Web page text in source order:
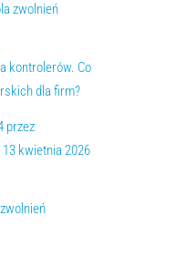
zwolnień
kontrolerów. Co
dla firm?
przez
kwietnia 2026